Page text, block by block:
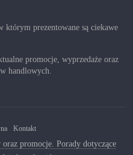
którym prezentowane są ciekawe
promocje, wyprzedaże oraz
handlowych.
Kontakt
promocje. Porady dotyczące